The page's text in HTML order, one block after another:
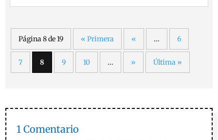
Página 8 de 19 « Primera « ... 6
7 8 9 10 ... » Última »
1 Comentario